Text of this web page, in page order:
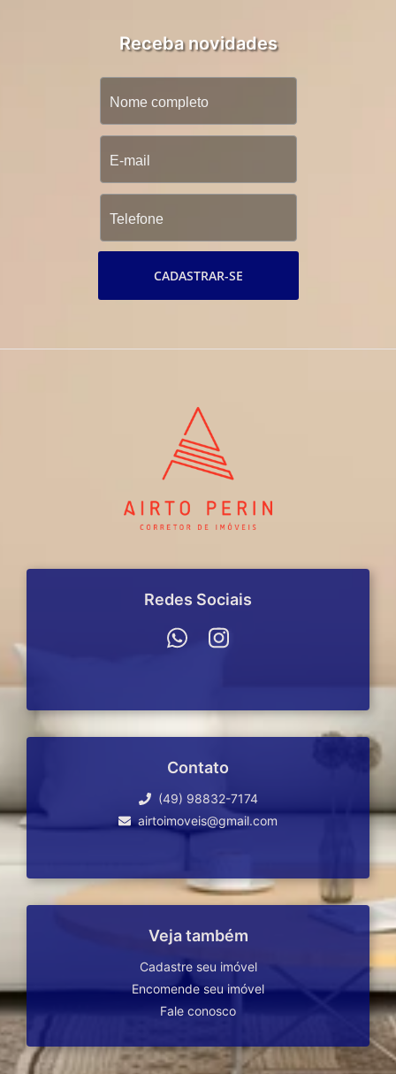
Receba novidades
CADASTRAR-SE
Redes Sociais
Contato
(49) 98832-7174
airtoimoveis@gmail.com
Veja também
Cadastre seu imóvel
Encomende seu imóvel
Fale conosco